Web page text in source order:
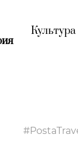
(current)
Культура